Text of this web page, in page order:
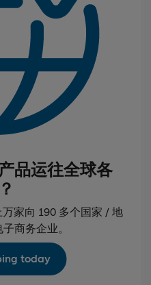
品运往全球各
家向 190 多个国家 / 地
商务企业。
today